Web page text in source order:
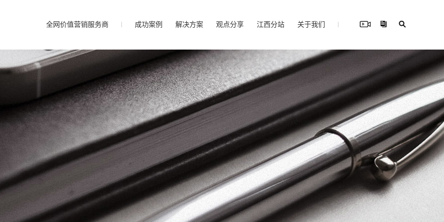
全网价值营销服务商 成功案例 解决方案 观点分享 江西分站 关于我们